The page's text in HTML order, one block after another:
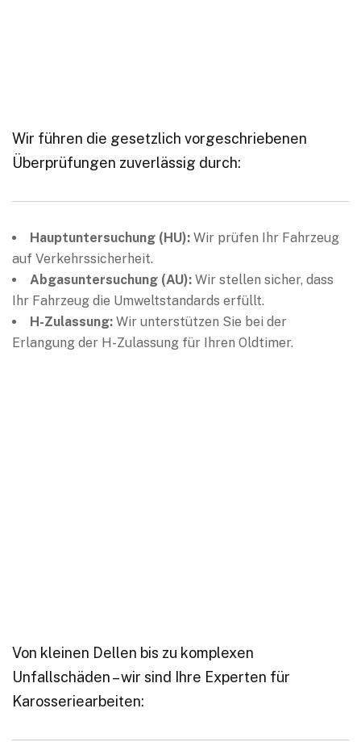
Wir führen die gesetzlich vorgeschriebenen
Überprüfungen zuverlässig durch:
Hauptuntersuchung (HU): Wir prüfen Ihr Fahrzeug
auf Verkehrssicherheit.
Abgasuntersuchung (AU): Wir stellen sicher, dass
Ihr Fahrzeug die Umweltstandards erfüllt.
H-Zulassung: Wir unterstützen Sie bei der
Erlangung der H-Zulassung für Ihren Oldtimer.
Von kleinen Dellen bis zu komplexen
Unfallschäden – wir sind Ihre Experten für
Karosseriearbeiten: